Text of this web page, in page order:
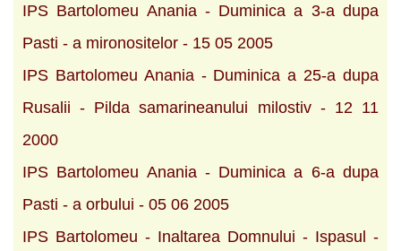
IPS Bartolomeu Anania - Duminica a 3-a dupa
Pasti - a mironositelor - 15 05 2005
IPS Bartolomeu Anania - Duminica a 25-a dupa
Rusalii - Pilda samarineanului milostiv - 12 11
2000
IPS Bartolomeu Anania - Duminica a 6-a dupa
Pasti - a orbului - 05 06 2005
IPS Bartolomeu - Inaltarea Domnului - Ispasul -